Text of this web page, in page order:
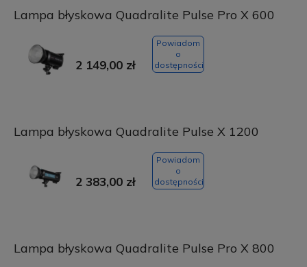
Lampa błyskowa Quadralite Pulse Pro X 600
2 149,00 zł
Powiadom
o
dostępności
Lampa błyskowa Quadralite Pulse X 1200
2 383,00 zł
Powiadom
o
dostępności
Lampa błyskowa Quadralite Pulse Pro X 800